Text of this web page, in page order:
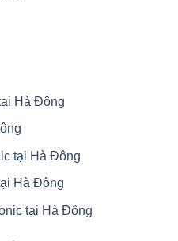
Hà Đông
tại Hà Đông
Hà Đông
tại Hà Đông